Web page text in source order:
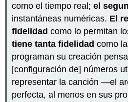
como el tiempo real;el
instantáneas numéricas. El
fidelidad como lo permitan
tiene tanta fidelidad como
programan su creación
[configuración de] números
representar la canción —el
perfecta, al menos en sus